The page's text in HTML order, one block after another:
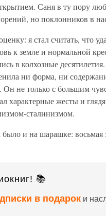
Саня в ту пору
но поклонников в
я стал считать, что
к земле и нормальной
в колхозные
ни форма, ни
не только с большим
характерные жесты и
сталинизмом.
и на шарашке: восьмая
📚
в подарок и